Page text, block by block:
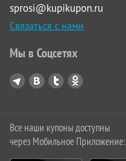
sprosi@kupikupon.ru
Связаться с нами
Мы в Соцсетях
Все наши купоны доступны
через Мобильное Приложение: